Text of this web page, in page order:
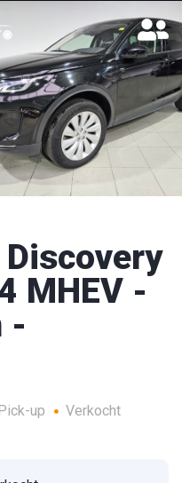
MHEV -
-
up Verkocht